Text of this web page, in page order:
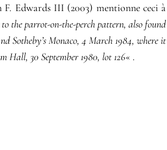
Edwards III (2003) mentionne ceci à
the parrot-on-the-perch pattern, also found
Sotheby’s Monaco, 4 March 1984, where it
Hall, 30 September 1980, lot 126« .